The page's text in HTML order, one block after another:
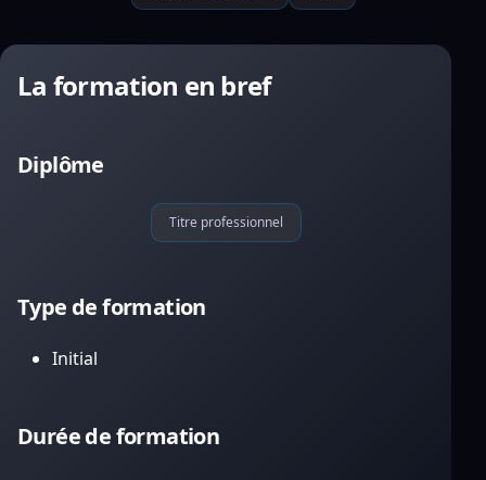
La formation en bref
Diplôme
Titre professionnel
Type de formation
Initial
Durée de formation